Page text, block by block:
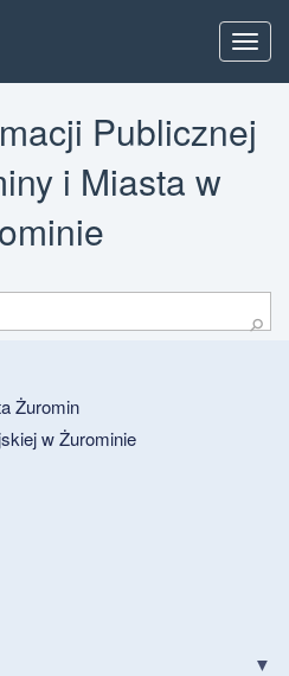
Menu
Publicznej
i Miasta w
⚲
Żuromin
w Żurominie